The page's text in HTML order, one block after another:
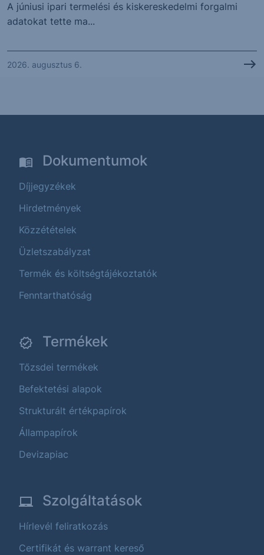
A júniusi ipari termelési és kiskereskedelmi forgalmi
adatokat tette ma...
2026. augusztus 6.
Dokumentumok
Díjjegyzékek
Hirdetmények
Közzétételek
Üzletszabályzat
Termék és költségtájékoztatók
Fenntarthatóság
Termékek
Tőzsdei termékek
Befektetési alapok
Strukturált értékpapírok
Állampapírok
Devizapiac
Szolgáltatások
Hírlevél feliratkozás
Certifikát és warrant kereső